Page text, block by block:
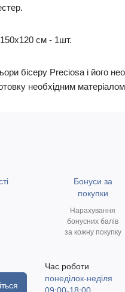
см - 1шт.
бісеру Preciosa і його
необхідним
Бонуси за
покупки
Нарахування
бонусних балів
за кожну покупку
Час роботи
понеділок-неділя